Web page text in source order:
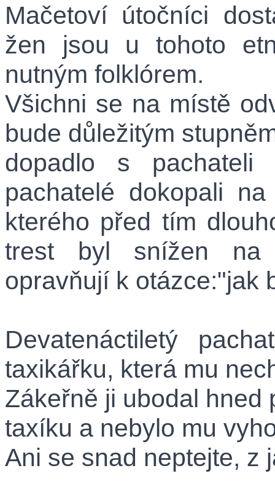
Mačetoví útočníci
žen jsou u tohoto
nutným folklórem.
Všichni se na místě
bude důležitým
dopadlo s
pachatelé dokopali
kterého před tím
trest byl snížen na
opravňují k otázce:"jak
Devatenáctiletý
taxikářku, která mu
Zákeřně ji ubodal hned
taxíku a nebylo mu
Ani se snad neptejte, z